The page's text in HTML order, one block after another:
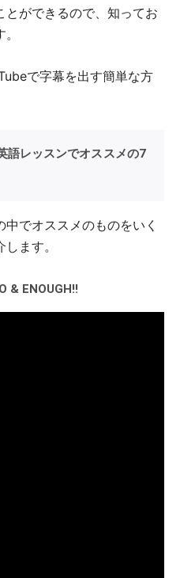
とができるので、知ってお
で字幕を出す簡単な方
レッスンでオススメの7
でオススメのものをいく
ます。
& ENOUGH!!